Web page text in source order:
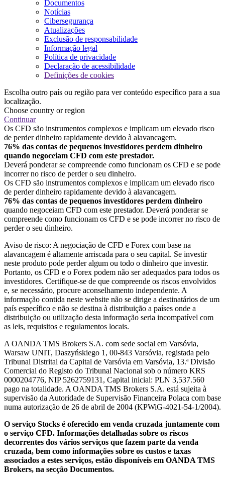
Documentos
Notícias
Cibersegurança
Atualizações
Exclusão de responsabilidade
Informação legal
Política de privacidade
Declaração de acessibilidade
Definições de cookies
Escolha outro país ou região para ver conteúdo específico para a sua
localização.
Choose country or region
Continuar
Os CFD são instrumentos complexos e implicam um elevado risco
de perder dinheiro rapidamente devido à alavancagem.
76% das contas de pequenos investidores perdem dinheiro
quando negoceiam CFD com este prestador.
Deverá ponderar se compreende como funcionam os CFD e se pode
incorrer no risco de perder o seu dinheiro.
Os CFD são instrumentos complexos e implicam um elevado risco
de perder dinheiro rapidamente devido à alavancagem.
76% das contas de pequenos investidores perdem dinheiro
quando negoceiam CFD com este prestador. Deverá ponderar se
compreende como funcionam os CFD e se pode incorrer no risco de
perder o seu dinheiro.
Aviso de risco: A negociação de CFD e Forex com base na
alavancagem é altamente arriscada para o seu capital. Se investir
neste produto pode perder algum ou todo o dinheiro que investir.
Portanto, os CFD e o Forex podem não ser adequados para todos os
investidores. Certifique-se de que compreende os riscos envolvidos
e, se necessário, procure aconselhamento independente. A
informação contida neste website não se dirige a destinatários de um
país específico e não se destina à distribuição a países onde a
distribuição ou utilização desta informação seria incompatível com
as leis, requisitos e regulamentos locais.
A OANDA TMS Brokers S.A. com sede social em Varsóvia,
Warsaw UNIT, Daszyńskiego 1, 00-843 Varsóvia, registada pelo
Tribunal Distrital da Capital de Varsóvia em Varsóvia, 13.ª Divisão
Comercial do Registo do Tribunal Nacional sob o número KRS
0000204776, NIP 5262759131, Capital inicial: PLN 3,537.560
pago na totalidade. A OANDA TMS Brokers S.A. está sujeita à
supervisão da Autoridade de Supervisão Financeira Polaca com base
numa autorização de 26 de abril de 2004 (KPWiG-4021-54-1/2004).
O serviço Stocks é oferecido em venda cruzada juntamente com
o serviço CFD. Informações detalhadas sobre os riscos
decorrentes dos vários serviços que fazem parte da venda
cruzada, bem como informações sobre os custos e taxas
associados a estes serviços, estão disponíveis em OANDA TMS
Brokers, na secção Documentos.